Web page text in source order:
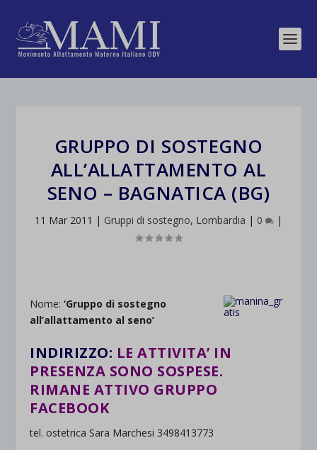
GRUPPO DI SOSTEGNO
ALL’ALLATTAMENTO AL
SENO – BAGNATICA (BG)
11 Mar 2011 | Gruppi di sostegno, Lombardia | 0 |
Nome:‘Gruppo di sostegno
all’allattamento al seno’
INDIRIZZO: LE ATTIVITA’ IN
PRESENZA SONO SOSPESE.
RIMANE ATTIVO GRUPPO
FACEBOOK
tel. ostetrica Sara Marchesi 3498413773